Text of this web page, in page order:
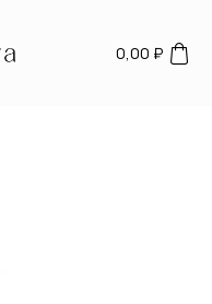
0,00 ₽